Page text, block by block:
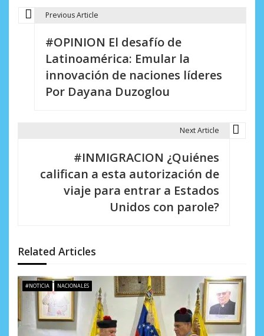
N
e
e
n
t
Previous Article
#OPINION El desafío de
Latinoamérica: Emular la
innovación de naciones líderes
Por Dayana Duzoglou
Next Article
#INMIGRACION ¿Quiénes
califican a esta autorización de
viaje para entrar a Estados
Unidos con parole?
Related Articles
#NOTICIA NACIONALES